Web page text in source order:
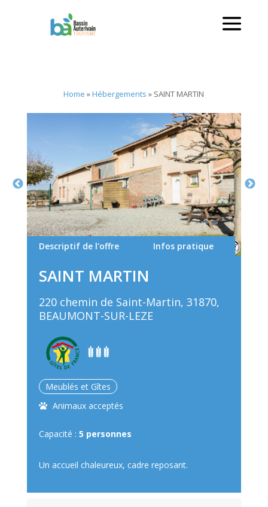
Home »Hébergements » SAINT MARTIN
Descriptif de l'offre Infos pratique
SAINT MARTIN
220 chemin de Saint-Martin, 31870,
BEAUMONT-SUR-LEZE
Meublés et Gîtes
Animaux acceptés
Capacité : 5 personnes
Un accueil chaleureux, cadre reposant.